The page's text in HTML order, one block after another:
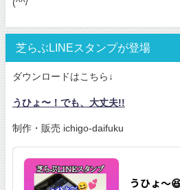
(^^/
芝らぶLINEスタンプが登場
ダウンロードはこちら↓
うひょ〜！でも、大丈夫!!
制作・販売 ichigo-daifuku